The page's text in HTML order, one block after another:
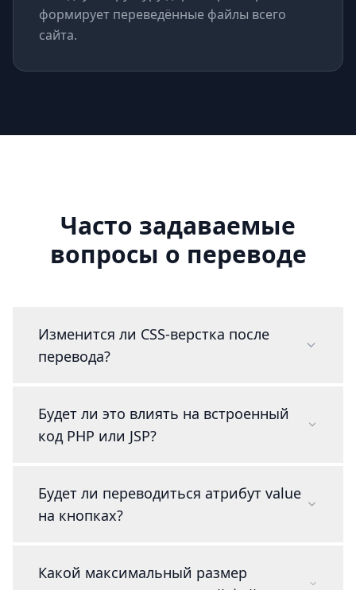
формирует переведённые файлы всего
сайта.
Часто задаваемые
вопросы о переводе
Изменится ли CSS-верстка после
перевода?
Будет ли это влиять на встроенный
код PHP или JSP?
Будет ли переводиться атрибут value
на кнопках?
Какой максимальный размер